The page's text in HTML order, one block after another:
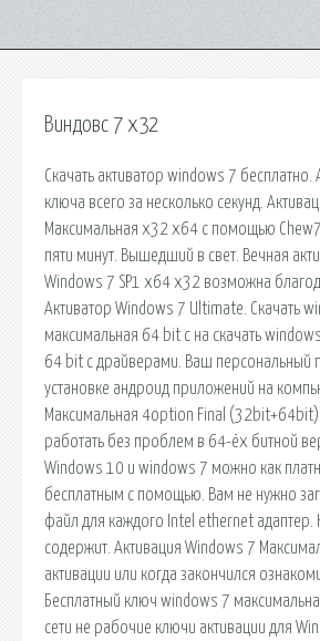
Виндовс 7 x32
Скачать активатор windows 7 бесплатно.
ключа всего за несколько секунд.
Максимальная x32 x64 с помощью
пяти минут. Вышедший в свет. Вечная
Windows 7 SP1 x64 x32 возможна
Активатор Windows 7 Ultimate. Скачать
максимальная 64 bit с на скачать
64 bit с драйверами. Ваш персональный
установке андроид приложений на
Максимальная 4option Final (32bit+64bit)
работать без проблем в 64-ёх битной
Windows 10 и windows 7 можно как
бесплатным с помощью. Вам не нужно
файл для каждого Intel ethernet
содержит. Активация Windows 7
активации или когда закончился
Бесплатный ключ windows 7
сети не рабочие ключи активации для